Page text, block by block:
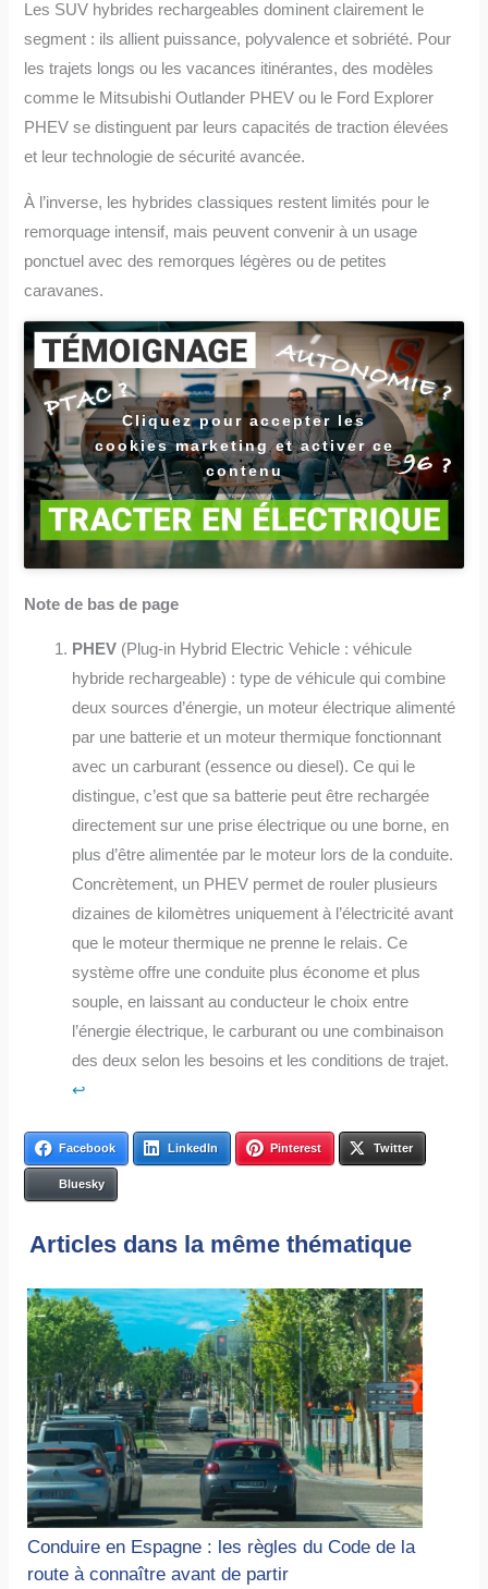
Les SUV hybrides rechargeables dominent clairement le
segment : ils allient puissance, polyvalence et sobriété. Pour
les trajets longs ou les vacances itinérantes, des modèles
comme le Mitsubishi Outlander PHEV ou le Ford Explorer
PHEV se distinguent par leurs capacités de traction élevées
et leur technologie de sécurité avancée.
À l’inverse, les hybrides classiques restent limités pour le
remorquage intensif, mais peuvent convenir à un usage
ponctuel avec des remorques légères ou de petites
caravanes.
Cliquez pour accepter les
cookies marketing et activer ce
contenu
Note de bas de page
PHEV (Plug-in Hybrid Electric Vehicle : véhicule
hybride rechargeable) : type de véhicule qui combine
deux sources d’énergie, un moteur électrique alimenté
par une batterie et un moteur thermique fonctionnant
avec un carburant (essence ou diesel). Ce qui le
distingue, c’est que sa batterie peut être rechargée
directement sur une prise électrique ou une borne, en
plus d’être alimentée par le moteur lors de la conduite.
Concrètement, un PHEV permet de rouler plusieurs
dizaines de kilomètres uniquement à l’électricité avant
que le moteur thermique ne prenne le relais. Ce
système offre une conduite plus économe et plus
souple, en laissant au conducteur le choix entre
l’énergie électrique, le carburant ou une combinaison
des deux selon les besoins et les conditions de trajet.
↩︎
Facebook LinkedIn Pinterest Twitter
Bluesky
Articles dans la même thématique
Conduire en Espagne : les règles du Code de la
route à connaître avant de partir